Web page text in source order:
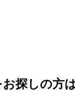
探しの方